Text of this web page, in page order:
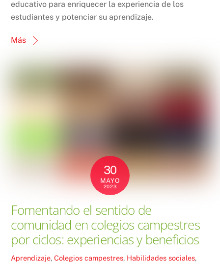
educativo para enriquecer la experiencia de los
estudiantes y potenciar su aprendizaje.
Más
30
MAYO
2023
Fomentando el sentido de
comunidad en colegios campestres
por ciclos: experiencias y beneficios
Aprendizaje,Colegios campestres, Habilidades sociales,